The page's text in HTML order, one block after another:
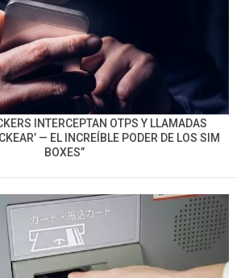
INTERCEPTAN OTPS Y LLAMADAS
— EL INCREÍBLE PODER DE LOS SIM
BOXES”